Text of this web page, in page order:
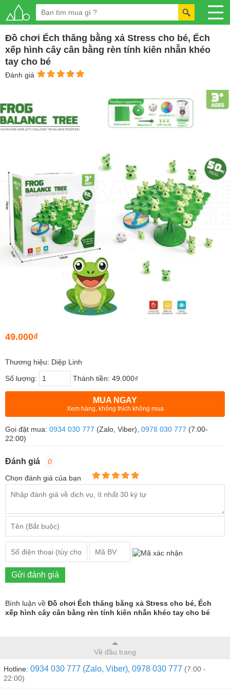
Đồ chơi Ếch thăng bằng xả Stress cho bé, Ếch
xếp hình cây cân bằng rèn tính kiên nhẫn khéo
tay cho bé
Đánh giá
49.000₫
Thương hiệu: Diệp Linh
Số lượng:
Thành tiền: 49.000₫
MUA NGAY
Xem hàng, không thích không mua
Gọi đặt mua: 0934 030 777 (Zalo, Viber), 0978 030 777 (7:00-
22:00)
Đánh giá
0
Chọn đánh giá của bạn
Gửi đánh giá
Bình luận về Đồ chơi Ếch thăng bằng xả Stress cho bé, Ếch
xếp hình cây cân bằng rèn tính kiên nhẫn khéo tay cho bé
Về đầu trang
Hotline: 0934 030 777 (Zalo, Viber), 0978 030 777 (7:00 -
22:00)